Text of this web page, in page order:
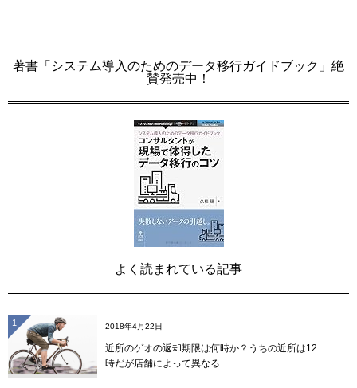
著書「システム導入のためのデータ移行ガイドブック」絶
賛発売中！
よく読まれている記事
1 2018年4月22日
近所のゲオの返却期限は何時か？うちの近所は12
時だが店舗によって異なる...